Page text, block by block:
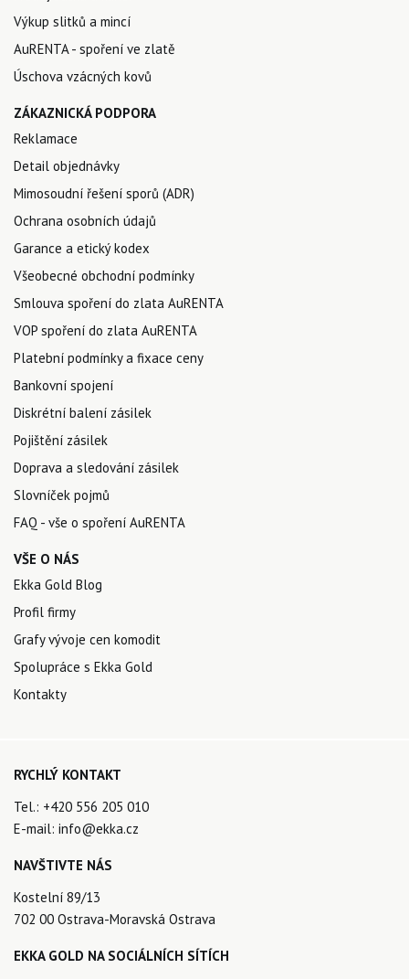
Výkup slitků a mincí
AuRENTA - spoření ve zlatě
Úschova vzácných kovů
ZÁKAZNICKÁ PODPORA
Reklamace
Detail objednávky
Mimosoudní řešení sporů (ADR)
Ochrana osobních údajů
Garance a etický kodex
Všeobecné obchodní podmínky
Smlouva spoření do zlata AuRENTA
VOP spoření do zlata AuRENTA
Platební podmínky a fixace ceny
Bankovní spojení
Diskrétní balení zásilek
Pojištění zásilek
Doprava a sledování zásilek
Slovníček pojmů
FAQ - vše o spoření AuRENTA
VŠE O NÁS
Ekka Gold Blog
Profil firmy
Grafy vývoje cen komodit
Spolupráce s Ekka Gold
Kontakty
RYCHLÝ KONTAKT
Tel.: +420 556 205 010
E-mail: info@ekka.cz
NAVŠTIVTE NÁS
Kostelní 89/13
702 00 Ostrava-Moravská Ostrava
EKKA GOLD NA SOCIÁLNÍCH SÍTÍCH